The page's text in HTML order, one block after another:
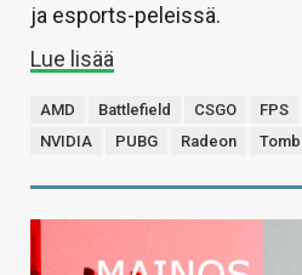
ja esports-peleissä.
Lue lisää
AMD Battlefield CSGO FPS
NVIDIA
PUBG Radeon